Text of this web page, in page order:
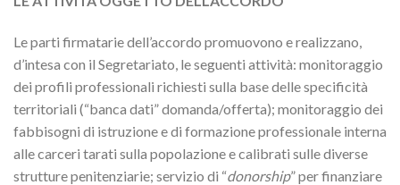
Le parti firmatarie dell’accordo promuovono e realizzano,
d’intesa con il Segretariato, le seguenti attività: monitoraggio
dei profili professionali richiesti sulla base delle specificità
territoriali (“banca dati” domanda/offerta); monitoraggio dei
fabbisogni di istruzione e di formazione professionale interna
alle carceri tarati sulla popolazione e calibrati sulle diverse
strutture penitenziarie; servizio di “donorship” per finanziare